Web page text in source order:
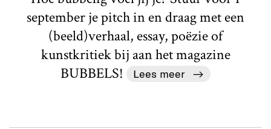
september je pitch in en draag met een
(beeld)verhaal, essay, poëzie of
kunstkritiek bij aan het magazine
BUBBELS!
Lees meer